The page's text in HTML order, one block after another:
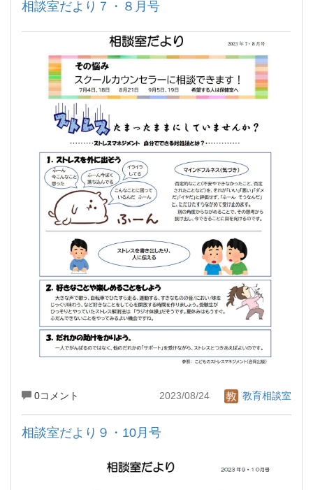
相談室だより７・８月号
0コメント 2023/08/24 教育相談室
相談室だより９・10月号